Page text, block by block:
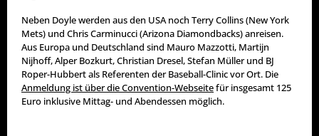
Neben Doyle werden aus den USA noch Terry Collins (New York
Mets) und Chris Carminucci (Arizona Diamondbacks) anreisen.
Aus Europa und Deutschland sind Mauro Mazzotti, Martijn
Nijhoff, Alper Bozkurt, Christian Dresel, Stefan Müller und BJ
Roper-Hubbert als Referenten der Baseball-Clinic vor Ort. Die
Anmeldung ist über die Convention-Webseitefür insgesamt 125
Euro inklusive Mittag- und Abendessen möglich.